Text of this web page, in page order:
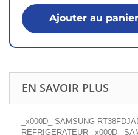
Ajouter au panier
EN SAVOIR PLUS
_x000D_ SAMSUNG
REFRIGERATEUR _x000D_